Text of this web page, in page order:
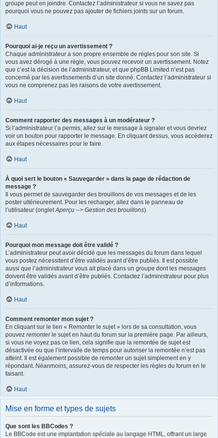
groupe peut en joindre. Contactez l’administrateur si vous ne savez pas
pourquoi vous ne pouvez pas ajouter de fichiers joints sur un forum.
Haut
Pourquoi ai-je reçu un avertissement ?
Chaque administrateur a son propre ensemble de règles pour son site. Si
vous avez dérogé à une règle, vous pouvez recevoir un avertissement. Notez
que c’est la décision de l’administrateur, et que phpBB Limited n’est pas
concerné par les avertissements d’un site donné. Contactez l’administrateur si
vous ne comprenez pas les raisons de votre avertissement.
Haut
Comment rapporter des messages à un modérateur ?
Si l’administrateur l’a permis, allez sur le message à signaler et vous devriez
voir un bouton pour rapporter le message. En cliquant dessus, vous accéderez
aux étapes nécessaires pour le faire.
Haut
À quoi sert le bouton « Sauvegarder » dans la page de rédaction de
message ?
Il vous permet de sauvegarder des brouillons de vos messages et de les
poster ultérieurement. Pour les recharger, allez dans le panneau de
l’utilisateur (ongletAperçu --> Gestion des brouillons).
Haut
Pourquoi mon message doit être validé ?
L’administrateur peut avoir décidé que les messages du forum dans lequel
vous postez nécessitent d’être validés avant d’être publiés. Il est possible
aussi que l’administrateur vous ait placé dans un groupe dont les messages
doivent être validés avant d’être publiés. Contactez l’administrateur pour plus
d’informations.
Haut
Comment remonter mon sujet ?
En cliquant sur le lien « Remonter le sujet » lors de sa consultation, vous
pouvez remonterle sujet en haut du forum sur la première page. Par ailleurs,
si vous ne voyez pas ce lien, cela signifie que la remontée de sujet est
désactivée ou que l’intervalle de temps pour autoriser la remontée n’est pas
atteint. Il est également possible de remonter un sujet simplement en y
répondant. Néanmoins, assurez-vous de respecter les règles du forum en le
faisant.
Haut
Mise en forme et types de sujets
Que sont les BBCodes ?
Le BBCode est une implantation spéciale au langage HTML, offrant un large